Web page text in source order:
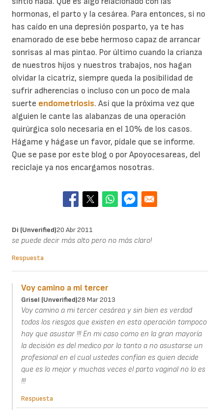
hormonas, el parto y la cesárea. Para entonces, si no
has caído en una depresión posparto, ya te has
enamorado de ese bebe hermoso capaz de arrancar
sonrisas al mas pintao. Por último cuando la crianza
de nuestros hijos y nuestros trabajos, nos hagan
olvidar la cicatriz, siempre queda la posibilidad de
sufrir adherencias o incluso con un poco de mala
suerte endometriosis. Así que la próxima vez que
alguien le cante las alabanzas de una operación
quirúrgica solo necesaria en el 10% de los casos.
Hágame y hágase un favor, pídale que se informe.
Que se pase por este blog o por Apoyocesareas, del
reciclaje ya nos encargamos nosotras.
Di (unverified)20 Abr 2011
se puede decir más alto pero no más claro!
Respuesta
Voy camino a mi tercer
Grisel (unverified)28 Mar 2013
Voy camino a mi tercer cesárea y sin bien es verdad
todos los riesgos que existen en esta operación tampoco
hay que asustar !!! En mi caso como en la gran mayoría
la decisión es del medico por lo tanto a no asustarse un
profesional en el cual ustedes confían es quien decide
que es lo mejor y muchas veces el parto vaginal no lo es
!!!
Respuesta